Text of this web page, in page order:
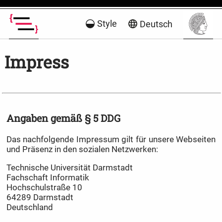
Style Deutsch
Impress
Angaben gemäß § 5 DDG
Das nachfolgende Impressum gilt für unsere Webseiten
und Präsenz in den sozialen Netzwerken:
Technische Universität Darmstadt
Fachschaft Informatik
Hochschulstraße 10
64289 Darmstadt
Deutschland